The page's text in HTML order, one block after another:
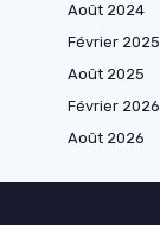
Août 2024
Février 2025
Août 2025
Février 2026
Août 2026